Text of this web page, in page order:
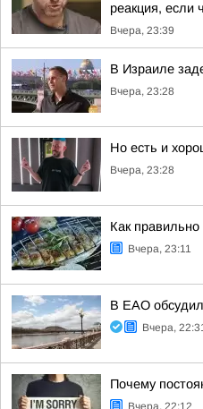
реакция, если
Вчера, 23:39
В Израиле
Вчера, 23:28
Но есть и
Вчера, 23:28
Как правильно
Вчера, 23:11
В ЕАО
Вчера,
Почему
Вчера, 22:12